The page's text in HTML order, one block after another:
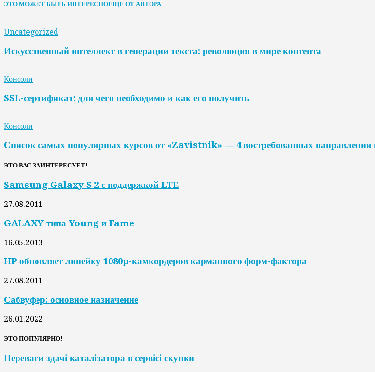
ЭТО МОЖЕТ БЫТЬ ИНТЕРЕСНОЕЩЕ ОТ АВТОРА
Uncategorized
Искусственный интеллект в генерации текста: революция в мире контента
Консоли
SSL-сертификат: для чего необходимо и как его получить
Консоли
Список самых популярных курсов от «Zavistnik» — 4 востребованных направления
ЭТО ВАС ЗАИНТЕРЕСУЕТ!
Samsung Galaxy S 2 с поддержкой LTE
27.08.2011
GALAXY типа Young и Fame
16.05.2013
HP обновляет линейку 1080p-камкордеров карманного форм-фактора
27.08.2011
Сабвуфер: основное назначение
26.01.2022
ЭТО ПОПУЛЯРНО!
Переваги здачі каталізатора в сервісі скупки